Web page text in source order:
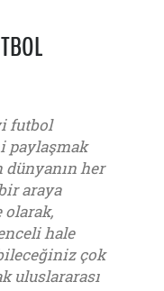
futbol
paylaşmak
her
araya
olarak,
hale
çok
uluslararası